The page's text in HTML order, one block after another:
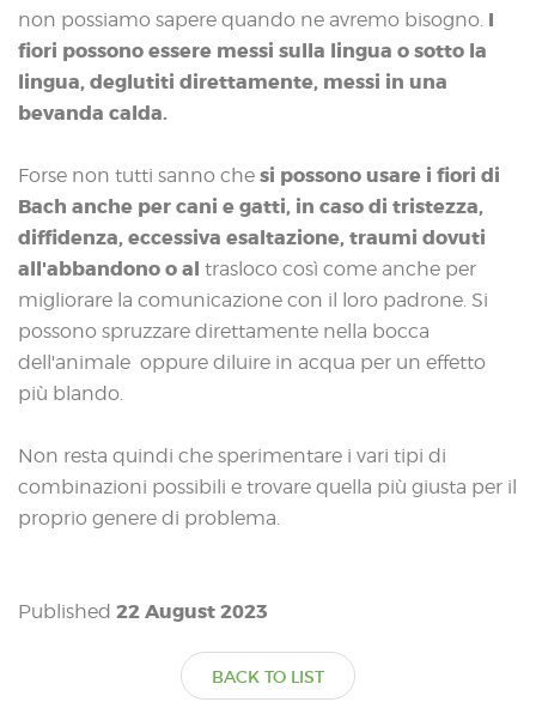
non possiamo sapere quando ne avremo bisogno. I
fiori possono essere messi sulla lingua o sotto la
lingua, deglutiti direttamente, messi in una
bevanda calda.
Forse non tutti sanno che si possono usare i fiori di
Bach anche per cani e gatti, in caso di tristezza,
diffidenza, eccessiva esaltazione, traumi dovuti
all'abbandono o al trasloco così come anche per
migliorare la comunicazione con il loro padrone. Si
possono spruzzare direttamente nella bocca
dell'animale oppure diluire in acqua per un effetto
più blando.
Non resta quindi che sperimentare i vari tipi di
combinazioni possibili e trovare quella più giusta per il
proprio genere di problema.
Published 22 August 2023
BACK TO LIST